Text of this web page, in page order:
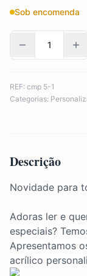
Sob encomenda
REF: cmp 5-1
Categorias:
Descrição
Novidade para
Adoras ler e
especiais?
Apresentamos
acrílico